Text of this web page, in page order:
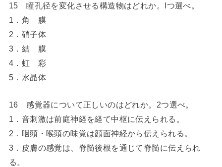
15 瞳孔径を変化させる構造物はどれか。lつ選べ。
1．角 膜
2．硝子体
3．結 膜
4．虹 彩
5．水晶体
16 感覚器について正しいのはどれか。2つ選べ。
1．音刺激は前庭神経を経て中枢に伝えられる。
2．咽頭・喉頭の味覚は顔面神経から伝えられる。
3．皮膚の感覚は、脊髄後根を通じて脊髄に伝えられ
る。